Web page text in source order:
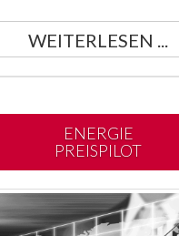
WEITERLESEN ...
ENERGIE
PREISPILOT